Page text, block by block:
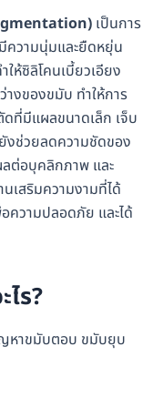
เป็นการ
ความนุ่มและยืดหยุ่น
ให้ซิลิโคนเบี้ยวเอียง
งของขมับ ทำให้การ
ดที่มีแผลขนาดเล็ก เจ็บ
ช่วยลดความชัดของ
ลต่อบุคลิกภาพ และ
เสริมความงามที่ได้
ความปลอดภัย และได้
ร?
หาขมับตอบ ขมับยุบ